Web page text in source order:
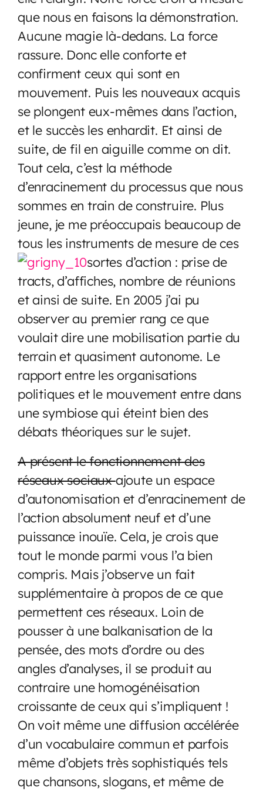
que nous en faisons la démonstration.
Aucune magie là-dedans. La force
rassure. Donc elle conforte et
confirment ceux qui sont en
mouvement. Puis les nouveaux acquis
se plongent eux-mêmes dans l’action,
et le succès les enhardit. Et ainsi de
suite, de fil en aiguille comme on dit.
Tout cela, c’est la méthode
d’enracinement du processus que nous
sommes en train de construire. Plus
jeune, je me préoccupais beaucoup de
tous les instruments de mesure de ces
sortes d’action : prise de
tracts, d’affiches, nombre de réunions
et ainsi de suite. En 2005 j’ai pu
observer au premier rang ce que
voulait dire une mobilisation partie du
terrain et quasiment autonome. Le
rapport entre les organisations
politiques et le mouvement entre dans
une symbiose qui éteint bien des
débats théoriques sur le sujet.
A présent le fonctionnement des
réseaux sociauxajoute un espace
d’autonomisation et d’enracinement de
l’action absolument neuf et d’une
puissance inouïe. Cela, je crois que
tout le monde parmi vous l’a bien
compris. Mais j’observe un fait
supplémentaire à propos de ce que
permettent ces réseaux. Loin de
pousser à une balkanisation de la
pensée, des mots d’ordre ou des
angles d’analyses, il se produit au
contraire une homogénéisation
croissante de ceux qui s’impliquent !
On voit même une diffusion accélérée
d’un vocabulaire commun et parfois
même d’objets très sophistiqués tels
que chansons, slogans, et même de